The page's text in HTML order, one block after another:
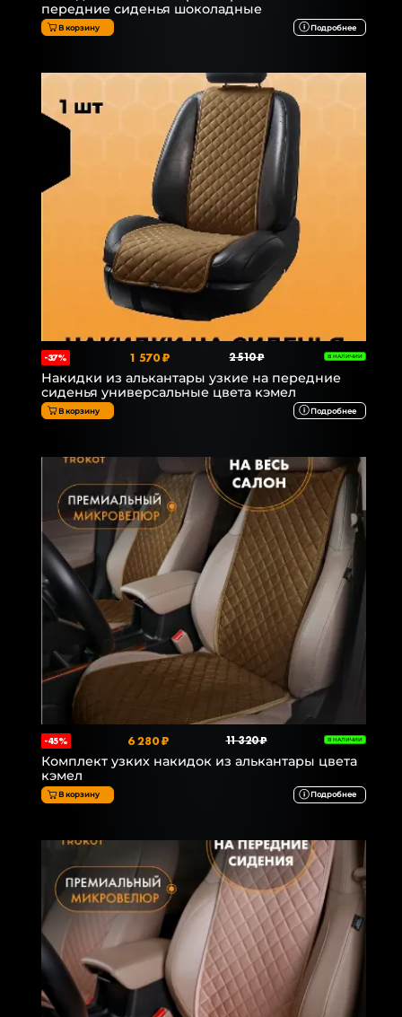
передние сиденья шоколадные
В корзину Подробнее
-37% 1 570 ₽ 2 510 ₽ В НАЛИЧИИ
Накидки из алькантары узкие на передние
сиденья универсальные цвета кэмел
В корзину Подробнее
-45% 6 280 ₽ 11 320 ₽ В НАЛИЧИИ
Комплект узких накидок из алькантары цвета
кэмел
В корзину Подробнее